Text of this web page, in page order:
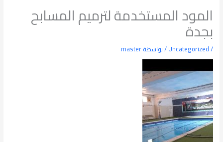
المود المستخدمة لترميم المسابح
بجدة
/
Uncategorized/ بواسطةmaster